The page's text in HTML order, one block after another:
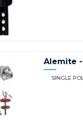
Alemite
SINGLE